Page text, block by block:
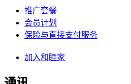
推广套餐
会员计划
保险与直接支付服务
加入和睦家